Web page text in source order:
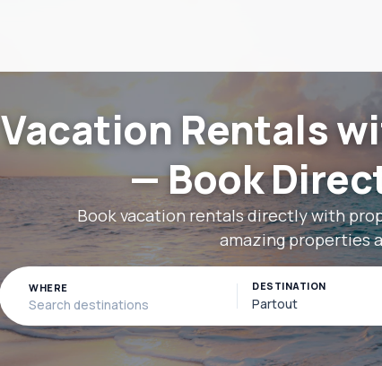
Vacation Rentals
— Book
Book vacation rentals directly with
amazing properties
WHERE DESTINATION
Partout